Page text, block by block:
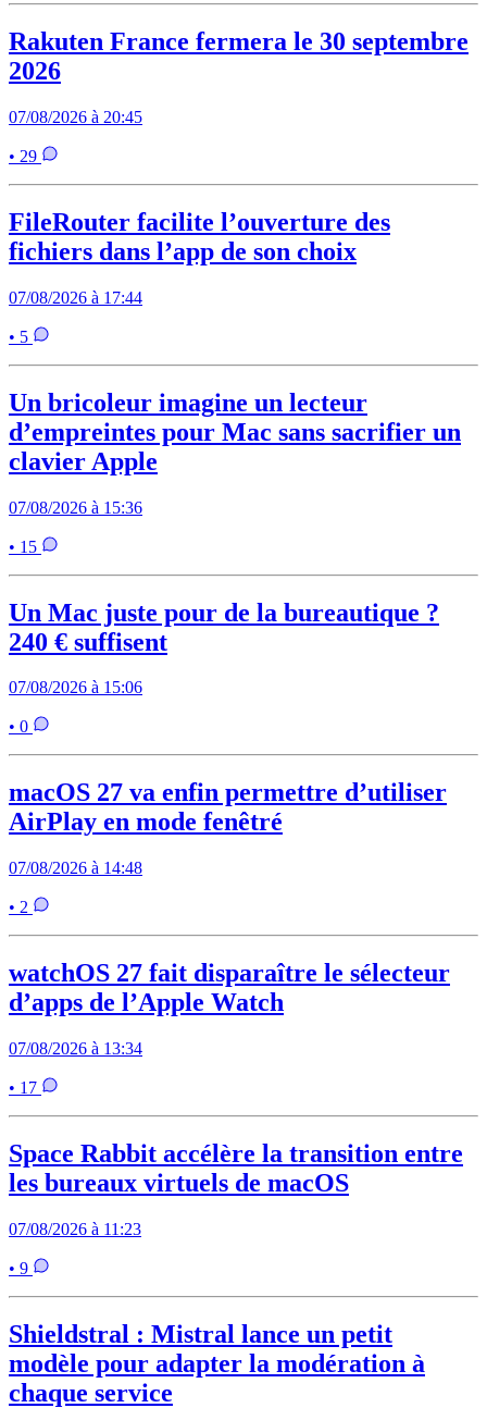
Rakuten France fermera le 30 septembre
2026
07/08/2026 à 20:45
• 29
FileRouter facilite l’ouverture des
fichiers dans l’app de son choix
07/08/2026 à 17:44
• 5
Un bricoleur imagine un lecteur
d’empreintes pour Mac sans sacrifier un
clavier Apple
07/08/2026 à 15:36
• 15
Un Mac juste pour de la bureautique ?
240 € suffisent
07/08/2026 à 15:06
• 0
macOS 27 va enfin permettre d’utiliser
AirPlay en mode fenêtré
07/08/2026 à 14:48
• 2
watchOS 27 fait disparaître le sélecteur
d’apps de l’Apple Watch
07/08/2026 à 13:34
• 17
Space Rabbit accélère la transition entre
les bureaux virtuels de macOS
07/08/2026 à 11:23
• 9
Shieldstral : Mistral lance un petit
modèle pour adapter la modération à
chaque service